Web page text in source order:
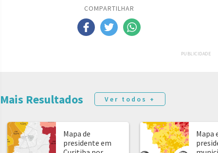
COMPARTILHAR
PUBLICIDADE
Mais Resultados Ver todos +
Mapa de
presidente em
Mapa